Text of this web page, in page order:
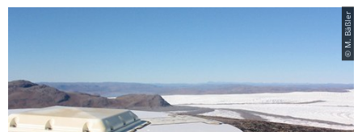
© M. Bäßler